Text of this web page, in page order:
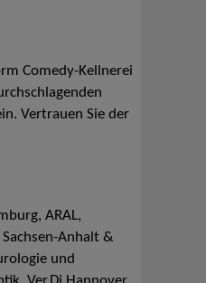
Comedy-Kellnerei
Vertrauen Sie der
ARAL,
Anhalt &
und